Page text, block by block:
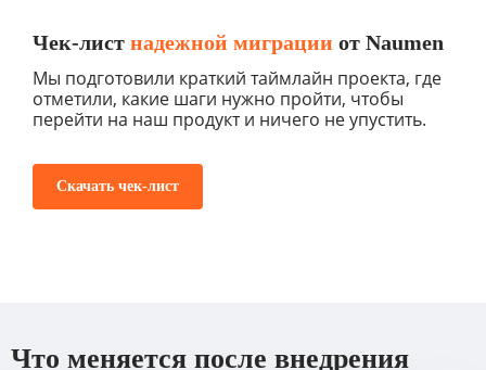
Чек-лист надежной миграции от Naumen
Мы подготовили краткий таймлайн проекта, где
отметили, какие шаги нужно пройти, чтобы
перейти на наш продукт и ничего не упустить.
Скачать чек-лист
Что меняется после внедрения